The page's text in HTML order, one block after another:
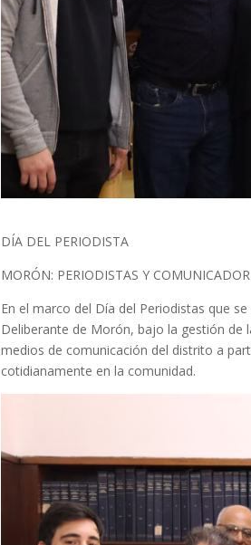
DÍA DEL PERIODISTA
MORÓN: PERIODISTAS Y
En el marco del Día del Periodistas que
Deliberante de Morón, bajo la gestión de
medios de comunicación del distrito a
cotidianamente en la comunidad.